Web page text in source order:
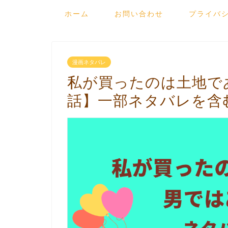
ホーム お問い合わせ プライバ
漫画ネタバレ
私が買ったのは土地
話】一部ネタバレを